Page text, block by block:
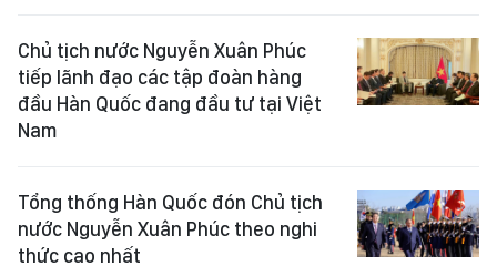
Chủ tịch nước Nguyễn Xuân Phúc
tiếp lãnh đạo các tập đoàn hàng
đầu Hàn Quốc đang đầu tư tại Việt
Nam
Tổng thống Hàn Quốc đón Chủ tịch
nước Nguyễn Xuân Phúc theo nghi
thức cao nhất